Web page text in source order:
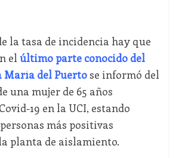
la tasa de incidencia hay que
el último parte conocido del
María del Puertose informó del
una mujer de 65 años
19 en la UCI, estando
más positivas
planta de aislamiento.